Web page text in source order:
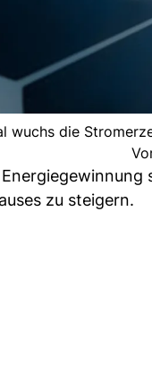
wuchs die
zu steigern.